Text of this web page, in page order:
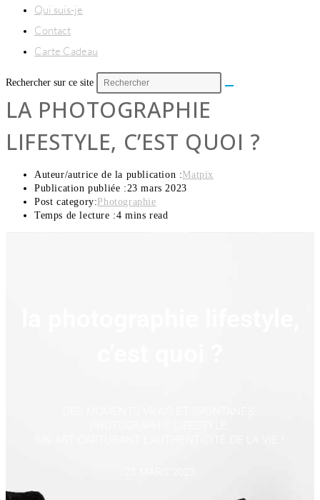
Qui suis-je
Contact
Carte Cadeau
Rechercher sur ce site
LA PHOTOGRAPHIE
LIFESTYLE, C’EST QUOI ?
Auteur/autrice de la publication : Matpix
Publication publiée :23 mars 2023
Post category: Photographie
Temps de lecture :4 mins read